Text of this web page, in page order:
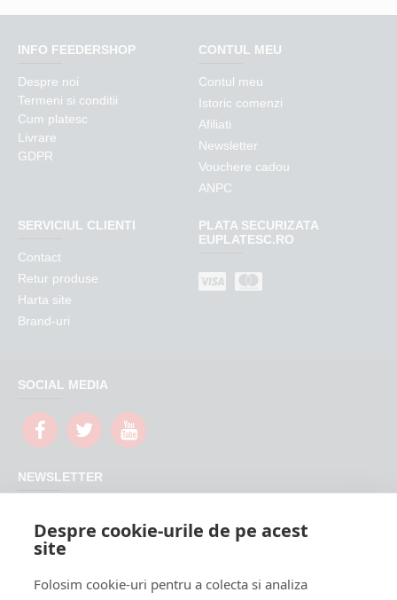
INFO FEEDERSHOP
Despre noi
Termeni si conditii
Cum platesc
Livrare
GDPR
CONTUL MEU
Contul meu
Istoric comenzi
Afiliati
Newsletter
Vouchere cadou
ANPC
SERVICIUL CLIENTI
Contact
Retur produse
Harta site
Brand-uri
PLATA SECURIZATA
EUPLATESC.RO
SOCIAL MEDIA
NEWSLETTER
FeederShop
CAPTCHA
Despre cookie-urile de pe acest
site
Folosim cookie-uri pentru a colecta si analiza